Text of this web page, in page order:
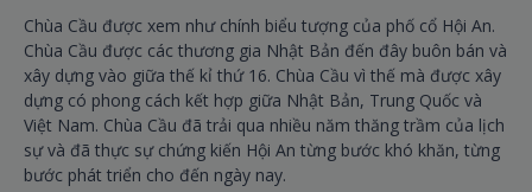
Chùa Cầu được xem như chính biểu tượng của phố cổ Hội An.
Chùa Cầu được các thương gia Nhật Bản đến đây buôn bán và
xây dựng vào giữa thế kỉ thứ 16. Chùa Cầu vì thế mà được xây
dựng có phong cách kết hợp giữa Nhật Bản, Trung Quốc và
Việt Nam. Chùa Cầu đã trải qua nhiều năm thăng trầm của lịch
sự và đã thực sự chứng kiến Hội An từng bước khó khăn, từng
bước phát triển cho đến ngày nay.